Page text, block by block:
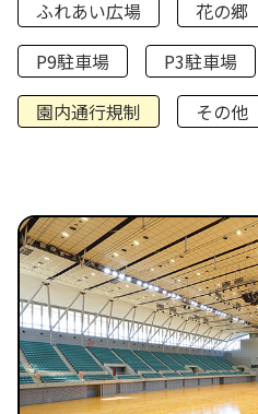
ふれあい広場
花の郷
P9駐車場
P3駐車場
園内通行規制
その他